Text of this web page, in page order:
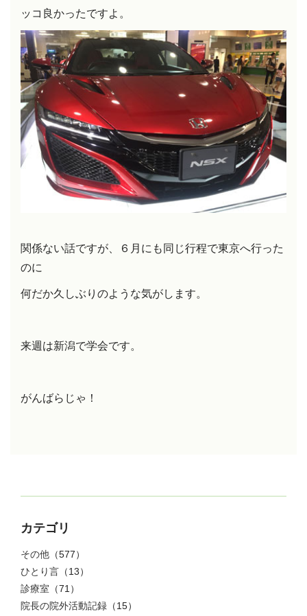
ッコ良かったですよ。
関係ない話ですが、６月にも同じ行程で東京へ行った
のに
何だか久しぶりのような気がします。
来週は新潟で学会です。
がんばらじゃ！
カテゴリ
その他 （577）
ひとり言 （13）
診療室 （71）
院長の院外活動記録 （15）